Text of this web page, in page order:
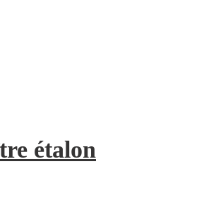
étalon